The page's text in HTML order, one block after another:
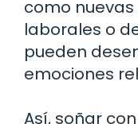
como
laborales o
pueden
emociones
Así, soñar